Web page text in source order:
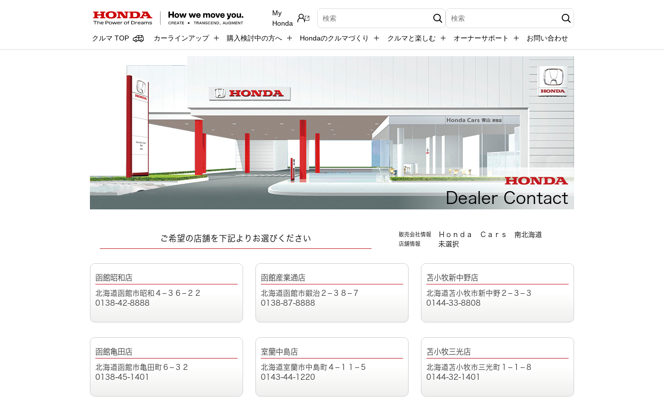
My
Honda
検索キーワード入力 検索キーワード入力
クルマ TOP カーラインアップ 購入検討中の方へ Hondaのクルマづくり クルマと楽しむ オーナーサポート お問い合わせ
Dealer Contact
販売会社情報 Ｈｏｎｄａ Ｃａｒｓ 南北海道
店舗情報 未選択
ご希望の店舗を下記よりお選びください
函館昭和店
北海道函館市昭和４−３６−２２
0138-42-8888
函館産業通店
北海道函館市鍛治２−３８−７
0138-87-8888
苫小牧新中野店
北海道苫小牧市新中野２−３−３
0144-33-8808
函館亀田店
北海道函館市亀田町６−３２
0138-45-1401
室蘭中島店
北海道室蘭市中島町４−１１−５
0143-44-1220
苫小牧三光店
北海道苫小牧市三光町１−１−８
0144-32-1401